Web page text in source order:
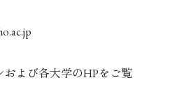
よび各大学のHPをご覧